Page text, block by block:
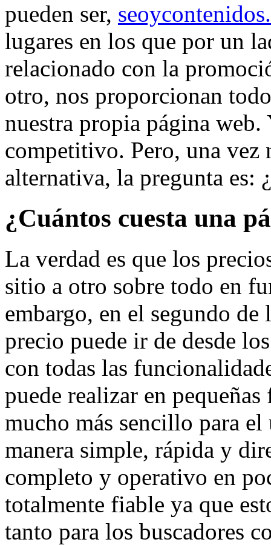
pueden ser,
lugares en los que por un
relacionado con la
otro, nos proporcionan
nuestra propia página
competitivo. Pero, una vez
alternativa, la pregunta es:
¿Cuántos cuesta una
La verdad es que los
sitio a otro sobre todo en
embargo, en el segundo
precio puede ir de desde
con todas las
puede realizar en
mucho más sencillo para
manera simple, rápida y
completo y operativo en
totalmente fiable ya que
tanto para los buscadores